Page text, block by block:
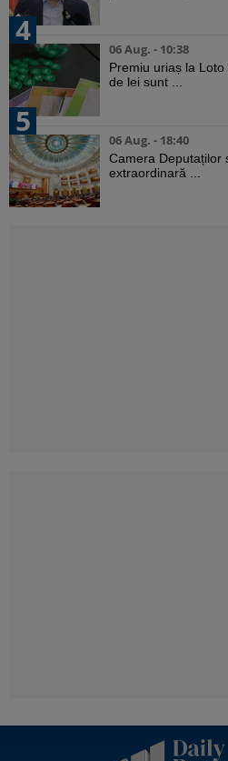
4
06 Aug. - 10:38
Premiu uriaș la
de lei sunt ...
5
06 Aug. - 18:40
Camera Deputaților
extraordinară ...